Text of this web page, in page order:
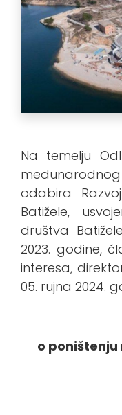
Na temelju
odabira
Batižele,
društva
2023. godine,
interesa,
05. rujna 2024.
o